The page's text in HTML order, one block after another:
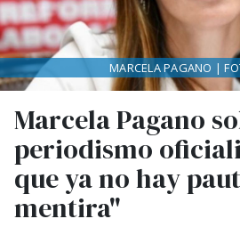
Marcela Pagano
periodismo
que ya no hay
mentira"
MARCELA PAGANO |